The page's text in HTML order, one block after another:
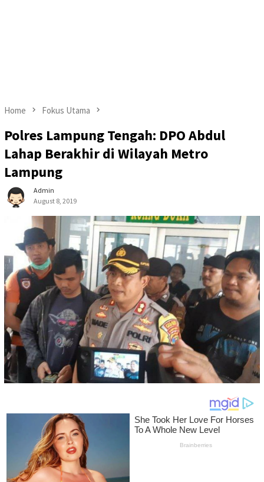
Home Fokus Utama
Polres Lampung Tengah: DPO Abdul
Lahap Berakhir di Wilayah Metro
Lampung
Admin
August 8, 2019